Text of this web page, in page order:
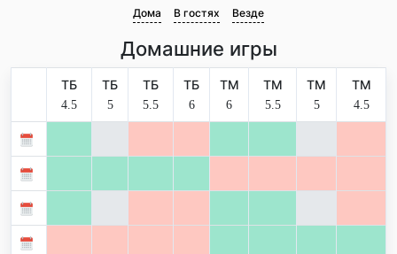
Дома В гостях Везде
Домашние игры
ТБ
4.5
ТБ
5
ТБ
5.5
ТБ
6
ТМ
6
ТМ
5.5
ТМ
5
ТМ
4.5